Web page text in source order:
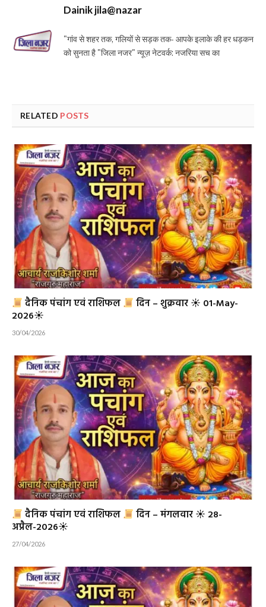
Dainik jila@nazar
"गांव से शहर तक, गलियों से सड़क तक- आपके इलाके की हर धड़कन
को सुनता है "जिला नजर" न्यूज़ नेटवर्क: नजरिया सच का
RELATED POSTS
दैनिक पंचांग एवं राशिफल
दिन – शुक्रवार ☀ 01-May-
2026☀
30/04/2026
दैनिक पंचांग एवं राशिफल
दिन – मंगलवार ☀ 28-
अप्रैल-2026☀
27/04/2026